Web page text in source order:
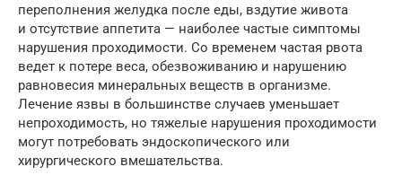
переполнения желудка после еды, вздутие живота
и отсутствие аппетита — наиболее частые симптомы
нарушения проходимости. Со временем частая рвота
ведет к потере веса, обезвоживанию и нарушению
равновесия минеральных веществ в организме.
Лечение язвы в большинстве случаев уменьшает
непроходимость, но тяжелые нарушения проходимости
могут потребовать эндоскопического или
хирургического вмешательства.